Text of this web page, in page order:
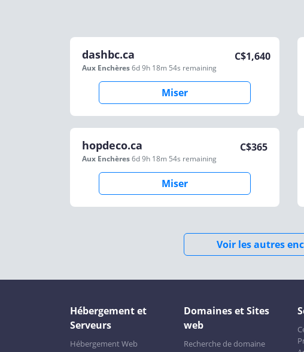
dashbc.ca
Aux Enchères6d 9h 18m 54s remaining
C$1,640
Miser
hopdeco.ca
Aux Enchères6d 9h 18m 54s remaining
C$365
Miser
Voir les autres
Hébergement et
Serveurs
Hébergement Web
Domaines et Sites
web
Recherche de domaine